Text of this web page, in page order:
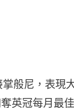
般尼，表現
英冠每月最